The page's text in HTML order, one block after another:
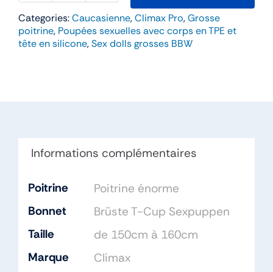
Jasmine
–
Categories:Caucasienne,Climax Pro,Grosse
poitrine, Poupées sexuelles avec corps en TPE et
tête en silicone,Sex dolls grosses BBW
Informations complémentaires
Poitrine
Poitrine énorme
Bonnet
Brüste T-Cup Sexpuppen
Taille
de 150cm à 160cm
Marque
Climax